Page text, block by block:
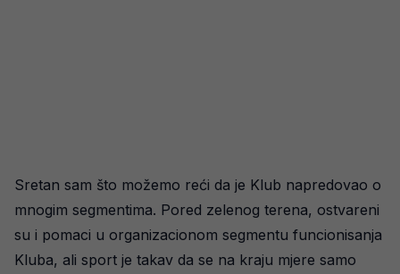
Sretan sam što možemo reći da je Klub napredovao o
mnogim segmentima. Pored zelenog terena, ostvareni
su i pomaci u organizacionom segmentu funcionisanja
Kluba, ali sport je takav da se na kraju mjere samo